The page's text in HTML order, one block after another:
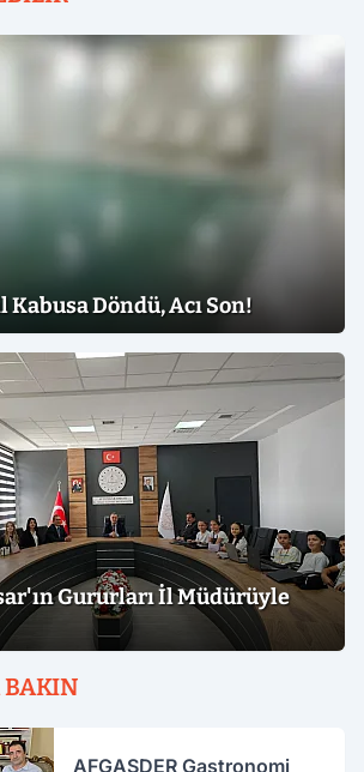
Döndü, Acı Son!
Gururları İl Müdürüyle
AFGASDER Gastronomi